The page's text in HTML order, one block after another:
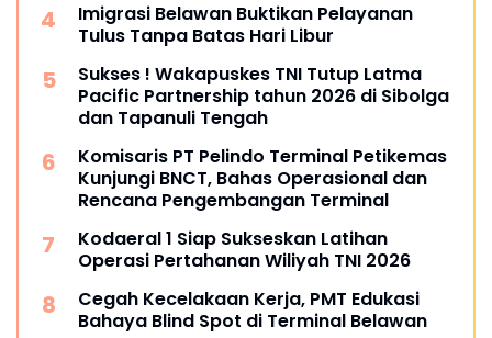
Imigrasi Belawan Buktikan Pelayanan
Tulus Tanpa Batas Hari Libur
Sukses ! Wakapuskes TNI Tutup Latma
Pacific Partnership tahun 2026 di Sibolga
dan Tapanuli Tengah
Komisaris PT Pelindo Terminal Petikemas
Kunjungi BNCT, Bahas Operasional dan
Rencana Pengembangan Terminal
Kodaeral 1 Siap Sukseskan Latihan
Operasi Pertahanan Wiliyah TNI 2026‎
Cegah Kecelakaan Kerja, PMT Edukasi
Bahaya Blind Spot di Terminal Belawan